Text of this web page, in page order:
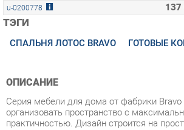
СПАЛЬНЯ ЛОТОС BRAVO ГОТОВЫЕ
ОПИСАНИЕ
организовать пространство с
практичностью. Дизайн строится на
линийи функциональности модулей.
позволяют создать комплект любой
разные размеры помещения. Мебель